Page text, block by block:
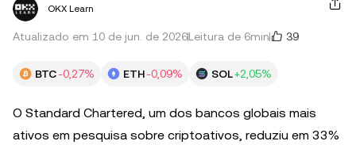
OKX Learn
Atualizado em 10 de jun. de 2026Leitura de 6min 39
BTC-0,27% ETH-0,09% SOL+2,05%
O Standard Chartered, um dos bancos globais mais
ativos em pesquisa sobre criptoativos, reduziu em 33%